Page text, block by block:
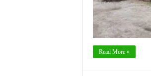
Read More »